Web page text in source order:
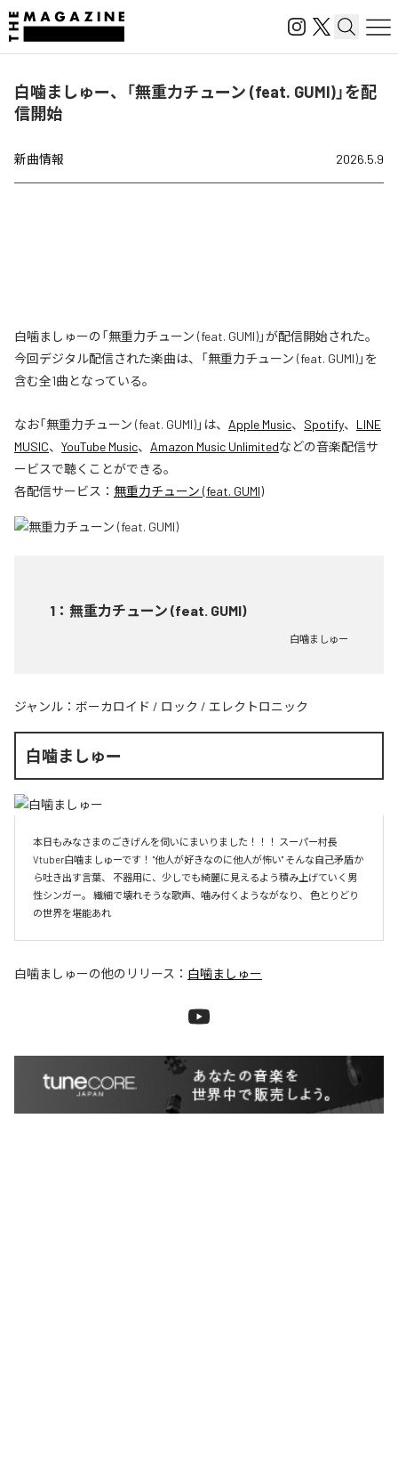
白噛ましゅー、「無重力チューン (feat. GUMI)」を配
信開始
新曲情報 2026.5.9
白噛ましゅーの「無重力チューン (feat. GUMI)」が配信開始された。
今回デジタル配信された楽曲は、「無重力チューン (feat. GUMI)」を
含む全1曲となっている。
なお「無重力チューン (feat. GUMI)」は、 Apple Music、 Spotify、 LINE
MUSIC、 YouTube Music、 Amazon Music Unlimitedなどの音楽配信サ
ービスで聴くことができる。
各配信サービス： 無重力チューン (feat. GUMI)
1 ： 無重力チューン (feat. GUMI)
白噛ましゅー
ジャンル： ボーカロイド / ロック / エレクトロニック
白噛ましゅー
本日もみなさまのごきげんを伺いにまいりました！！！ スーパー村長
Vtuber白噛ましゅーです！ "他人が好きなのに他人が怖い" そんな自己矛盾か
ら吐き出す言葉、 不器用に、少しでも綺麗に見えるよう積み上げていく男
性シンガー。 繊細で壊れそうな歌声、噛み付くようながなり、 色とりどり
の世界を堪能あれ
白噛ましゅーの他のリリース： 白噛ましゅー